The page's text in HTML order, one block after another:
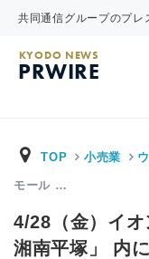
共同通信グループのプレ
KYODO NEWS
PRWIRE
TOP 小売業
モール …
4/28（金）イ
湘南平塚」 内